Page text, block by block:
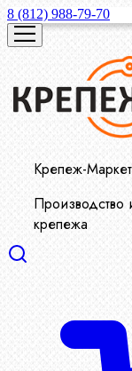
8 (812) 988-79-70
Крепеж-
Производство
крепежа